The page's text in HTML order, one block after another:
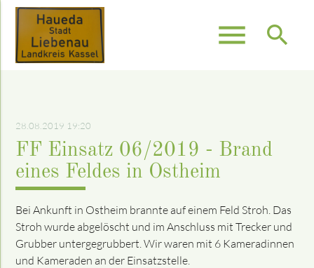
menu search
28.08.2019 19:20
FF Einsatz 06/2019 - Brand
eines Feldes in Ostheim
Bei Ankunft in Ostheim brannte auf einem Feld Stroh. Das
Stroh wurde abgelöscht und im Anschluss mit Trecker und
Grubber untergegrubbert. Wir waren mit 6 Kameradinnen
und Kameraden an der Einsatzstelle.